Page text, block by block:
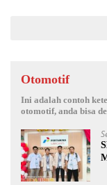
Otomotif
Ini adalah contoh
otomotif, anda bisa